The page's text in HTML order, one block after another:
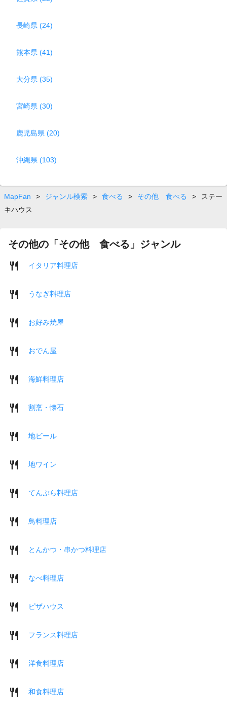
長崎県 (24)
熊本県 (41)
大分県 (35)
宮崎県 (30)
鹿児島県 (20)
沖縄県 (103)
MapFan > ジャンル検索 > 食べる > その他 食べる >
ステー
キハウス
その他の「その他 食べる」ジャンル
イタリア料理店
うなぎ料理店
お好み焼屋
おでん屋
海鮮料理店
割烹・懐石
地ビール
地ワイン
てんぷら料理店
鳥料理店
とんかつ・串かつ料理店
なべ料理店
ピザハウス
フランス料理店
洋食料理店
和食料理店